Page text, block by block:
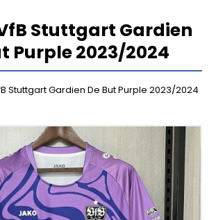
Stuttgart Gardien
Purple 2023/2024
Stuttgart Gardien De But Purple 2023/2024